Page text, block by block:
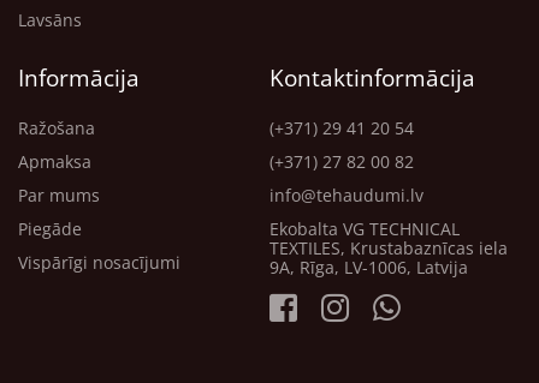
Lavsāns
Informācija
Ražošana
Apmaksa
Par mums
Piegāde
Vispārīgi nosacījumi
Kontaktinformācija
(+371) 29 41 20 54
(+371) 27 82 00 82
info@tehaudumi.lv
Ekobalta VG TECHNICAL
TEXTILES, Krustabaznīcas iela
9A, Rīga, LV-1006, Latvija